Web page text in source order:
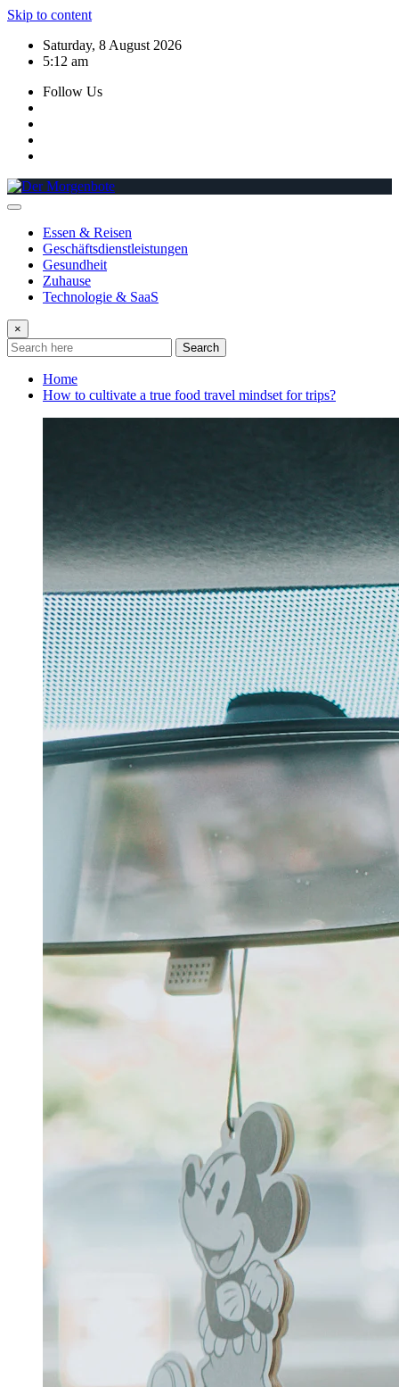
Skip to content
Saturday, 8 August 2026
5:12 am
Follow Us
Essen & Reisen
Geschäftsdienstleistungen
Gesundheit
Zuhause
Technologie & SaaS
×
Search
Home
How to cultivate a true food travel mindset for trips?